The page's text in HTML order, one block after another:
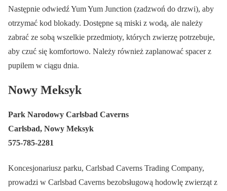
Następnie odwiedź Yum Yum Junction (zadzwoń do drzwi), aby
otrzymać kod blokady. Dostępne są miski z wodą, ale należy
zabrać ze sobą wszelkie przedmioty, których zwierzę potrzebuje,
aby czuć się komfortowo. Należy również zaplanować spacer z
pupilem w ciągu dnia.
Nowy Meksyk
Park Narodowy Carlsbad Caverns
Carlsbad, Nowy Meksyk
575-785-2281
Koncesjonariusz parku, Carlsbad Caverns Trading Company,
prowadzi w Carlsbad Caverns bezobsługową hodowlę zwierząt z